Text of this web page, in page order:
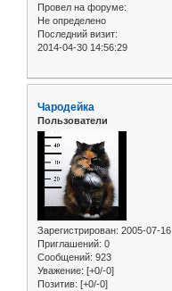
Провел на форуме:
Не определено
Последний визит:
2014-04-30 14:56:29
Чародейка
Пользователи
Зарегистрирован: 2005-07-16
Приглашений: 0
Сообщений: 923
Уважение: [+0/-0]
Позитив: [+0/-0]